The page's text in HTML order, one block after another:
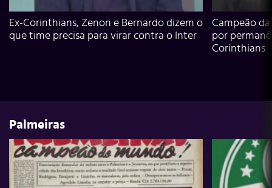
Ex-Corinthians, Zenon e Bernardo dizem o
que time precisa para virar contra o Inter
Campeão
por
Corinthians
Palmeiras